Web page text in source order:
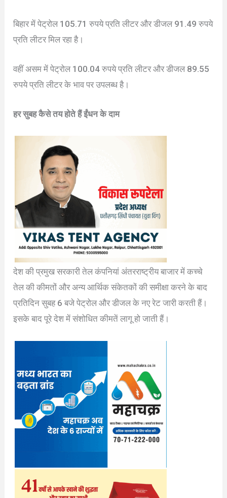
बिहार में पेट्रोल 105.71 रुपये प्रति लीटर और डीजल 91.49 रुपये
प्रति लीटर मिल रहा है।
वहीं असम में पेट्रोल 100.04 रुपये प्रति लीटर और डीजल 89.55
रुपये प्रति लीटर के भाव पर उपलब्ध है।
हर सुबह कैसे तय होते हैं ईंधन के दाम
देश की प्रमुख सरकारी तेल कंपनियां अंतरराष्ट्रीय बाजार में कच्चे
तेल की कीमतों और अन्य आर्थिक संकेतकों की समीक्षा करने के बाद
प्रतिदिन सुबह 6 बजे पेट्रोल और डीजल के नए रेट जारी करती हैं।
इसके बाद पूरे देश में संशोधित कीमतें लागू हो जाती हैं।